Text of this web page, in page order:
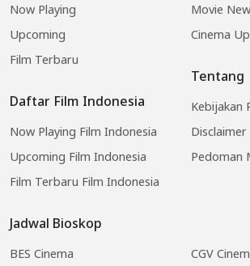
Now Playing
Upcoming
Film Terbaru
Daftar Film Indonesia
Now Playing Film Indonesia
Upcoming Film Indonesia
Film Terbaru Film Indonesia
Jadwal Bioskop
BES Cinema
CGV
Movie
Cinema
Tentang
Kebijakan
Disclaimer
Pedoman